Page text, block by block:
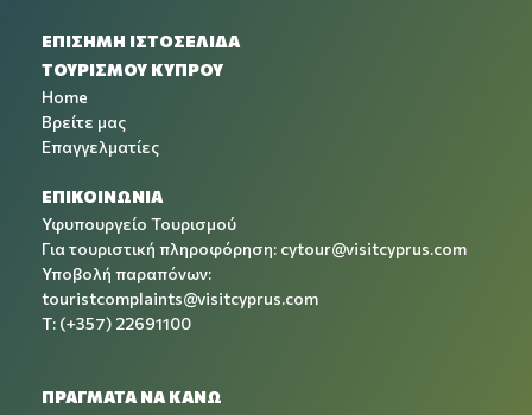
ΕΠΙΣΗΜΗ ΙΣΤΟΣΕΛΙΔΑ
ΤΟΥΡΙΣΜΟΥ ΚΥΠΡΟΥ
Home
Βρείτε μας
Επαγγελματίες
ΕΠΙΚΟΙΝΩΝΙΑ
Υφυπουργείο Τουρισμού
Για τουριστική πληροφόρηση: cytour@visitcyprus.com
Υποβολή παραπόνων:
touristcomplaints@visitcyprus.com
T: (+357) 22691100
ΠΡΑΓΜΑΤΑ ΝΑ ΚΑΝΩ